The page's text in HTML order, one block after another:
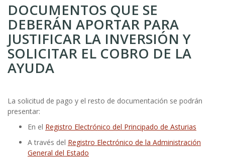
DOCUMENTOS QUE SE
DEBERÁN APORTAR PARA
JUSTIFICAR LA INVERSIÓN Y
SOLICITAR EL COBRO DE LA
AYUDA
La solicitud de pago y el resto de documentación se podrán
presentar:
En el Registro Electrónico del Principado de Asturias
A través del Registro Electrónico de la Administración
General del Estado